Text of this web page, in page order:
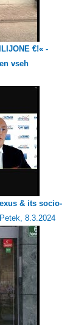
€!« -
vseh
& its socio-
Petek, 8.3.2024